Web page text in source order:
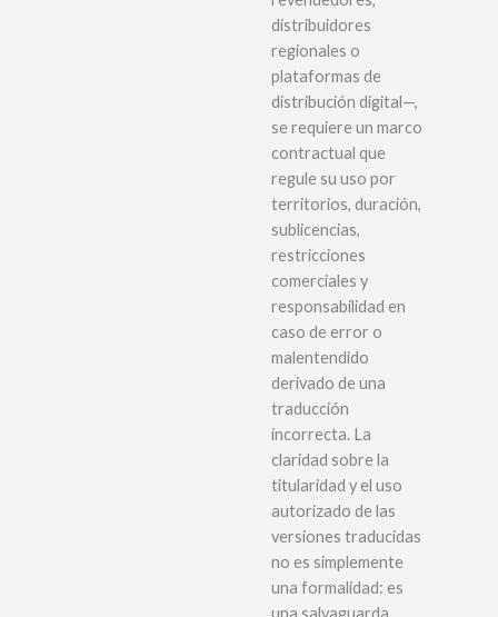
distribuidores
regionales o
plataformas de
distribución digital—,
se requiere un marco
contractual que
regule su uso por
territorios, duración,
sublicencias,
restricciones
comerciales y
responsabilidad en
caso de error o
malentendido
derivado de una
traducción
incorrecta. La
claridad sobre la
titularidad y el uso
autorizado de las
versiones traducidas
no es simplemente
una formalidad: es
una salvaguarda